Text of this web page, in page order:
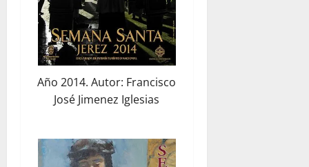
Año 2014. Autor: Francisco
José Jimenez Iglesias